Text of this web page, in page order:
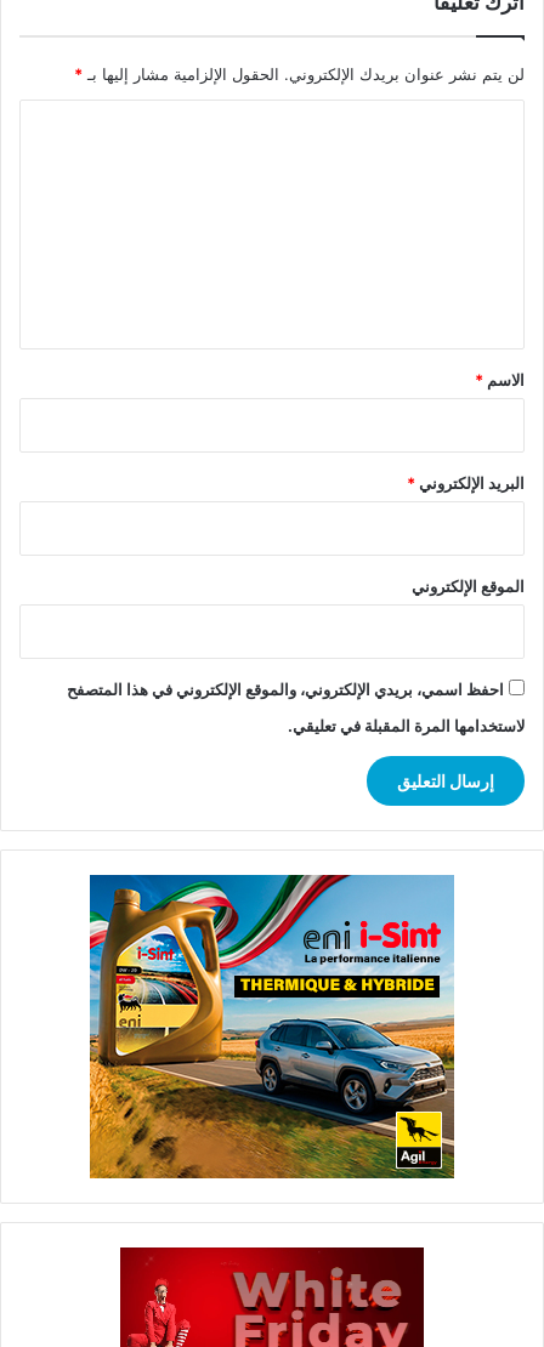
لن يتم نشر عنوان بريدك الإلكتروني. الحقول الإلزامية مشار إليها بـ *
*
الاسم *
البريد الإلكتروني*
الموقع الإلكتروني
احفظ اسمي، بريدي الإلكتروني، والموقع الإلكتروني في هذا المتصفح
لاستخدامها المرة المقبلة في تعليقي.